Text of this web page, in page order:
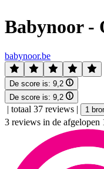
Babynoor -
babynoor.be
De score is: 9,2
De score is: 9,2
| totaal 37 reviews | 1
3 reviews in de afgelopen